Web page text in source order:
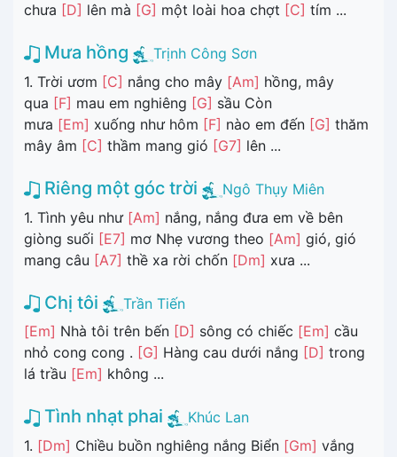
chưa [D] lên mà [G] một loài hoa chợt [C] tím ...
Mưa hồng
Trịnh Công Sơn
1. Trời ươm [C] nắng cho mây [Am] hồng, mây
qua [F] mau em nghiêng [G] sầu Còn
mưa [Em] xuống như hôm [F] nào em đến [G] thăm
mây âm [C] thầm mang gió [G7] lên ...
Riêng một góc trời
Ngô Thụy Miên
1. Tình yêu như [Am] nắng, nắng đưa em về bên
giòng suối [E7] mơ Nhẹ vương theo [Am] gió, gió
mang câu [A7] thề xa rời chốn [Dm] xưa ...
Chị tôi
Trần Tiến
[Em] Nhà tôi trên bến [D] sông có chiếc [Em] cầu
nhỏ cong cong . [G] Hàng cau dưới nắng [D] trong
lá trầu [Em] không ...
Tình nhạt phai
Khúc Lan
1. [Dm] Chiều buồn nghiêng nắng Biển [Gm] vắng